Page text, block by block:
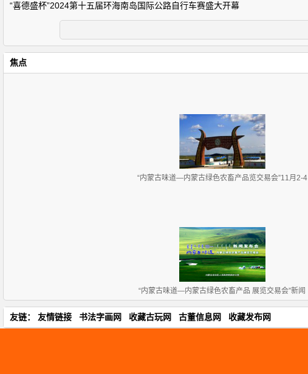
“喜德盛杯”2024第十五届环海南岛国际公路自行车赛盛大开幕
焦点
“内蒙古味道—内蒙古绿色农畜产品览交易会”11月2-4
“内蒙古味道—内蒙古绿色农畜产品 展览交易会”新闻
友链： 友情链接 书法字画网 收藏古玩网 古董信息网 收藏发布网